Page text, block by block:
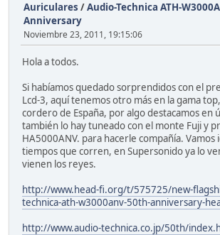
Auriculares /Audio-Technica ATH-
Anniversary
Noviembre 23, 2011, 19:15:06
Hola a todos.
Si habíamos quedado sorprendidos con el
Lcd-3, aquí tenemos otro más en la gama
cordero de España, por algo destacamos en
también lo hay tuneado con el monte Fuji y
HA5000ANV. para hacerle compañía. Vamos
tiempos que corren, en Supersonido ya lo
vienen los reyes.
http://www.head-fi.org/t/575725/new-
technica-ath-w3000anv-50th-anniversary-
http://www.audio-technica.co.jp/50th/